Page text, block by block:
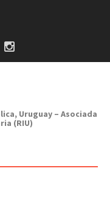
Uruguay – Asociada
(RIU)